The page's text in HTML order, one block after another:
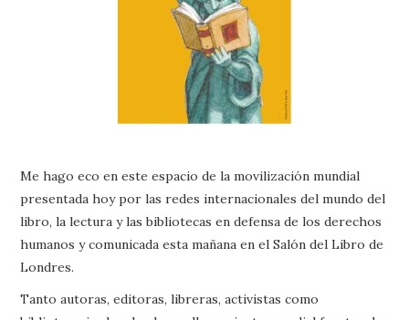
Me hago eco en este espacio de la movilización mundial
presentada hoy por las redes internacionales del mundo del
libro, la lectura y las bibliotecas en defensa de los derechos
humanos y comunicada esta mañana en el Salón del Libro de
Londres.
Tanto autoras, editoras, libreras, activistas como